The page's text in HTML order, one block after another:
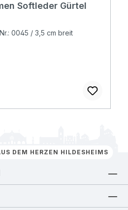
Softleder Gürtel
0045 / 3,5 cm breit
DEM HERZEN HILDESHEIMS